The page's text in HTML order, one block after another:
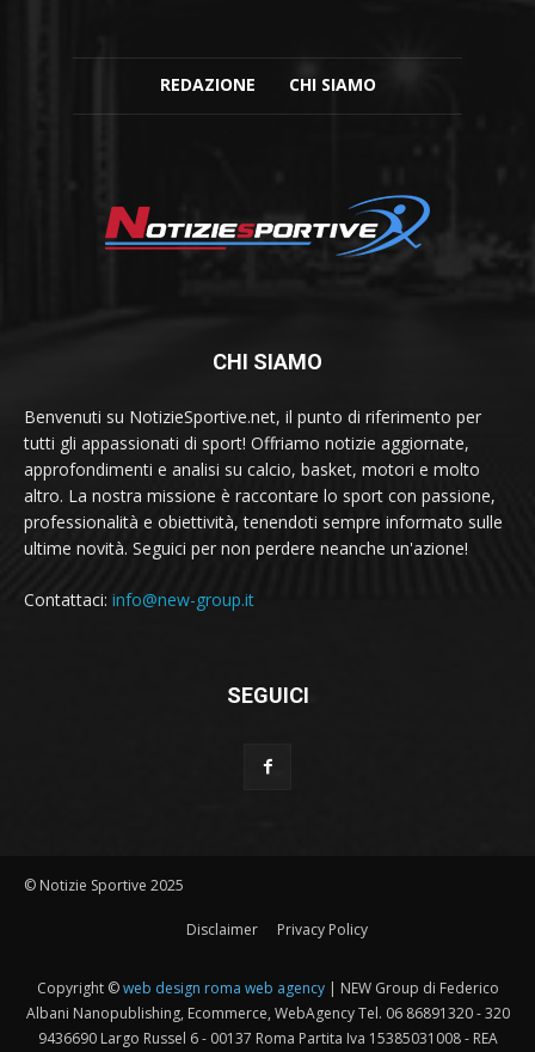
REDAZIONE CHI SIAMO
CHI SIAMO
Benvenuti su NotizieSportive.net, il punto di riferimento per
tutti gli appassionati di sport! Offriamo notizie aggiornate,
approfondimenti e analisi su calcio, basket, motori e molto
altro. La nostra missione è raccontare lo sport con passione,
professionalità e obiettività, tenendoti sempre informato sulle
ultime novità. Seguici per non perdere neanche un'azione!
Contattaci: info@new-group.it
SEGUICI
© Notizie Sportive 2025
Disclaimer Privacy Policy
Copyright ©web design roma web agency| NEW Group di Federico
Albani Nanopublishing, Ecommerce, WebAgency Tel. 06 86891320 - 320
9436690 Largo Russel 6 - 00137 Roma Partita Iva 15385031008 - REA